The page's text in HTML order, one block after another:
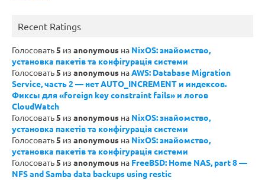
Recent Ratings
Голосовать5 из anonymous на NixOS: знайомство,
установка пакетів та конфігурація системи
Голосовать5 из anonymous наAWS: Database Migration
Service, часть 2 — нет AUTO_INCREMENT и индексов.
Фиксы для «foreign key constraint fails» и логов
CloudWatch
Голосовать5 из anonymous на NixOS: знайомство,
установка пакетів та конфігурація системи
Голосовать5 из anonymous на NixOS: знайомство,
установка пакетів та конфігурація системи
Голосовать5 из anonymous на FreeBSD: Home NAS, part 8 —
NFS and Samba data backups using restic